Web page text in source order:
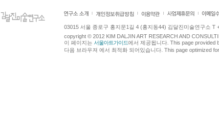
03015 서울 종로구 홍지문1길 4 (홍지동44) 김달진미술연구소 T
copyright © 2012 KIM DALJIN ART RESEARCH AND
이 페이지는 서울아트가이드에서 제공됩니다. This page provided
다음 브라우져 에서 최적화 되어있습니다. This page optimized